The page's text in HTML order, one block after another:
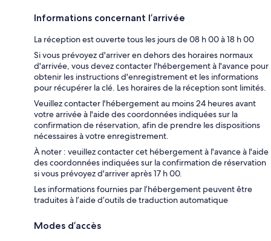
Informations concernant l’arrivée
La réception est ouverte tous les jours de 08 h 00 à 18 h 00
Si vous prévoyez d'arriver en dehors des horaires normaux
d'arrivée, vous devez contacter l'hébergement à l'avance pour
obtenir les instructions d'enregistrement et les informations
pour récupérer la clé. Les horaires de la réception sont limités.
Veuillez contacter l'hébergement au moins 24 heures avant
votre arrivée à l'aide des coordonnées indiquées sur la
confirmation de réservation, afin de prendre les dispositions
nécessaires à votre enregistrement.
À noter : veuillez contacter cet hébergement à l'avance à l'aide
des coordonnées indiquées sur la confirmation de réservation
si vous prévoyez d'arriver après 17 h 00.
Les informations fournies par l’hébergement peuvent être
traduites à l’aide d’outils de traduction automatique
Modes d’accès